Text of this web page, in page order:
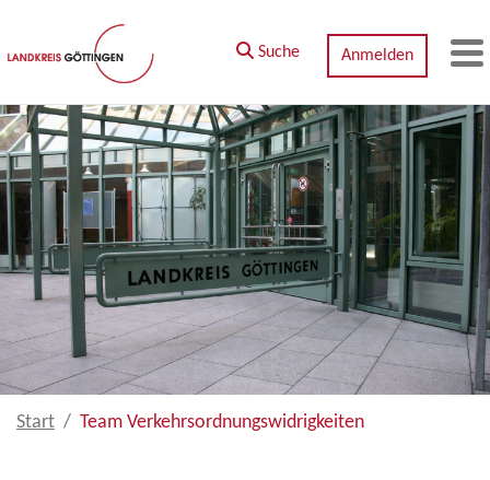
Zum Hauptinhalt springen
Suche Anmelden
Start Team Verkehrsordnungswidrigkeiten